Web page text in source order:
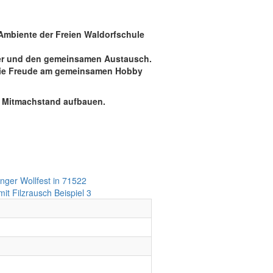
der Freien Waldorfschule
und den gemeinsamen Austausch.
Freude am gemeinsamen Hobby
aufbauen.